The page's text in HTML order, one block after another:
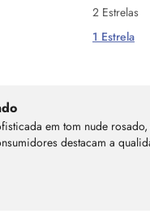
2 Estrelas
1 Estrela
em tom nude
destacam a